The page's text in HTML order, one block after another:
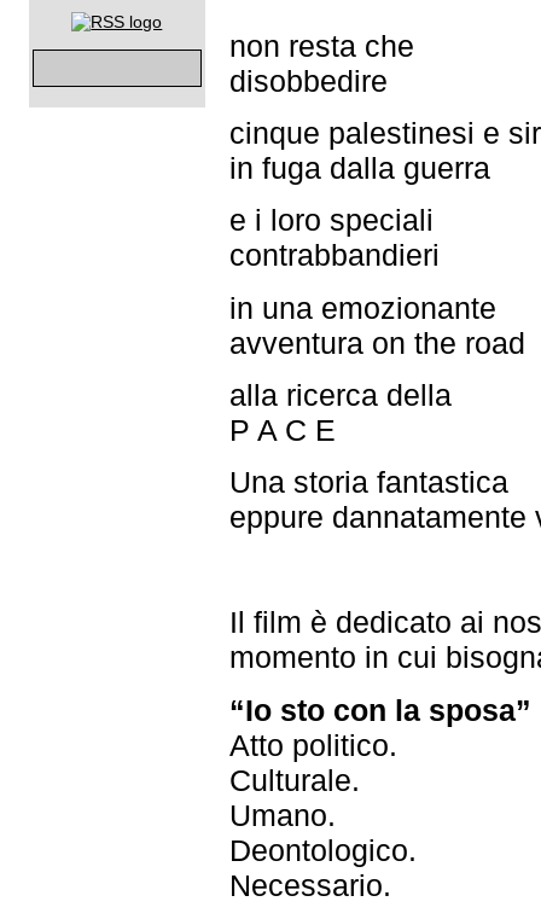
non resta che
disobbedire
cinque palestinesi e
in fuga dalla guerra
e i loro speciali
contrabbandieri
in una emozionante
avventura on the road
alla ricerca della
P A C E
Una storia fantastica
eppure dannatamente
Il film è dedicato ai
momento in cui
“Io sto con la
Atto politico.
Culturale.
Umano.
Deontologico.
Necessario.